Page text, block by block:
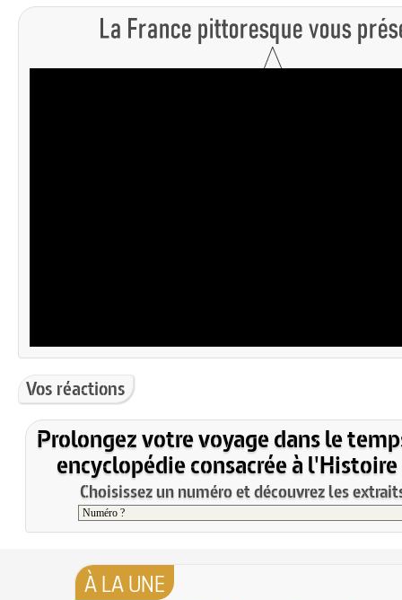
Vos réactions
Prolongez votre voyage dans le
encyclopédie consacrée à l'Histoire
Choisissez un numéro et découvrez les
À LA UNE